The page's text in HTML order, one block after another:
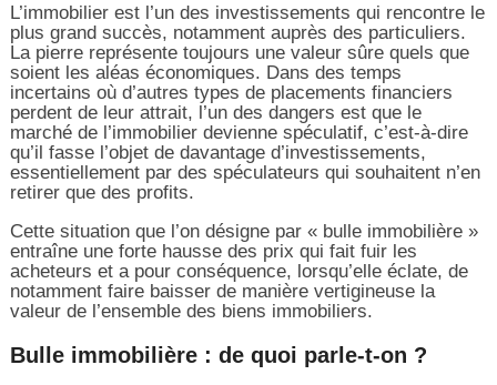
L’immobilier est l’un des investissements qui rencontre le
plus grand succès, notamment auprès des particuliers.
La pierre représente toujours une valeur sûre quels que
soient les aléas économiques. Dans des temps
incertains où d’autres types de placements financiers
perdent de leur attrait, l’un des dangers est que le
marché de l’immobilier devienne spéculatif, c’est-à-dire
qu’il fasse l’objet de davantage d’investissements,
essentiellement par des spéculateurs qui souhaitent n’en
retirer que des profits.
Cette situation que l’on désigne par « bulle immobilière »
entraîne une forte hausse des prix qui fait fuir les
acheteurs et a pour conséquence, lorsqu’elle éclate, de
notamment faire baisser de manière vertigineuse la
valeur de l’ensemble des biens immobiliers.
Bulle immobilière : de quoi parle-t-on ?